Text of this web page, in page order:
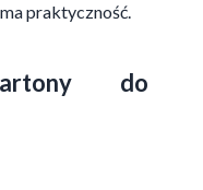
praktyczność.
do